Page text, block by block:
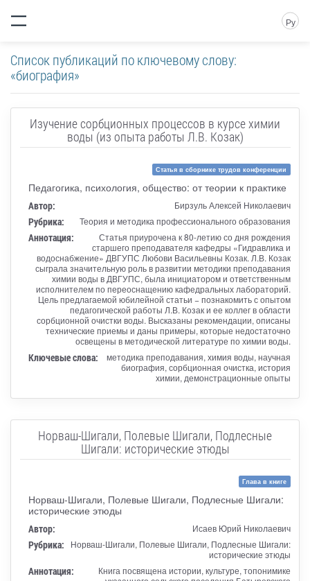
Ру
Список публикаций по ключевому слову:
«биография»
Изучение сорбционных процессов в курсе химии
воды (из опыта работы Л.В. Козак)
Статья в сборнике трудов конференции
Педагогика, психология, общество: от теории к практике
Автор: Бирзуль Алексей Николаевич
Рубрика: Теория и методика профессионального образования
Аннотация:
Статья приурочена к 80-летию со дня рождения
старшего преподавателя кафедры «Гидравлика и
водоснабжение» ДВГУПС Любови Васильевны Козак. Л.В. Козак
сыграла значительную роль в развитии методики преподавания
химии воды в ДВГУПС, была инициатором и ответственным
исполнителем по переоснащению кафедральных лабораторий.
Цель предлагаемой юбилейной статьи − познакомить с опытом
педагогической работы Л.В. Козак и ее коллег в области
сорбционной очистки воды. Высказаны рекомендации, описаны
технические приемы и даны примеры, которые недостаточно
освещены в методической литературе по химии воды.
Ключевые слова:
методика преподавания, химия воды, научная
биография, сорбционная очистка, история
химии, демонстрационные опыты
Норваш-Шигали, Полевые Шигали, Подлесные
Шигали: исторические этюды
Глава в книге
Норваш-Шигали, Полевые Шигали, Подлесные Шигали:
исторические этюды
Автор: Исаев Юрий Николаевич
Рубрика:
Норваш-Шигали, Полевые Шигали, Подлесные Шигали:
исторические этюды
Аннотация:
Книга посвящена истории, культуре, топонимике